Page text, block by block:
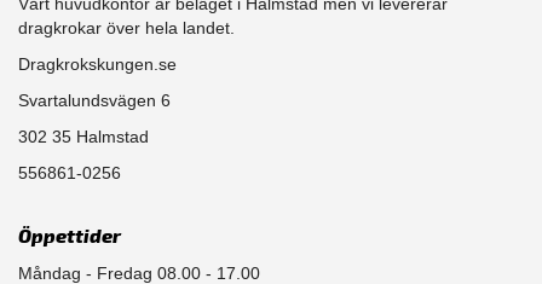
dragkrokar över hela landet.
Dragkrokskungen.se
Svartalundsvägen 6
302 35 Halmstad
556861-0256
Öppettider
Måndag - Fredag 08.00 - 17.00